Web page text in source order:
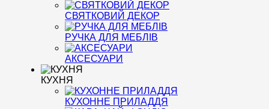
СВЯТКОВИЙ ДЕКОР
РУЧКА ДЛЯ МЕБЛІВ
АКСЕСУАРИ
КУХНЯ
КУХОННЕ ПРИЛАДДЯ